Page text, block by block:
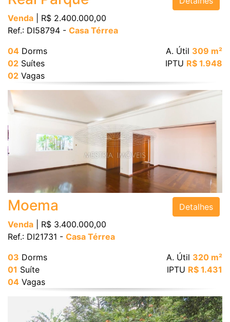
Venda | R$ 2.400.000,00
Ref.: DI58794 - Casa Térrea
04 Dorms
02 Suítes
02 Vagas
A. Útil 309 m²
IPTU R$ 1.948
Moema
Venda | R$ 3.400.000,00
Ref.: DI21731 - Casa Térrea
Detalhes
03 Dorms
01 Suíte
04 Vagas
A. Útil 320 m²
IPTU R$ 1.431
Área Útil (m²)
Área Total (m²)